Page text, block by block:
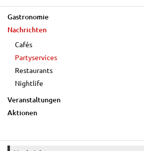
Gastronomie
Nachrichten
Cafés
Partyservices
Restaurants
Nightlife
Veranstaltungen
Aktionen